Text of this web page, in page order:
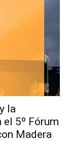
la
5º Fórum
Madera